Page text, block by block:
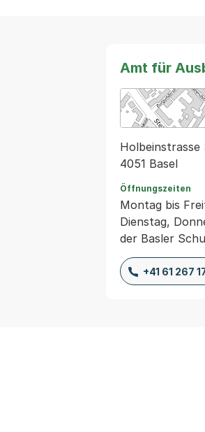
Amt für
Holbeinstrasse
4051 Basel
Öffnungszeiten
Montag bis
Dienstag,
der Basler
+41 61 267